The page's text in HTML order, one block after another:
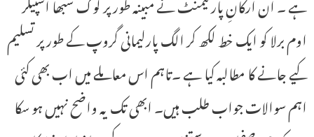
اوم برلا کو ایک خط لکھ کر الگ پارلیمانی گروپ کے طور پر تسلیم
کیے جانے کا مطالبہ کیا ہے ۔تاہم اس معاملے میں اب بھی کئی
اہم سوالات جواب طلب ہیں۔ ابھی تک یہ واضح نہیں ہو سکا